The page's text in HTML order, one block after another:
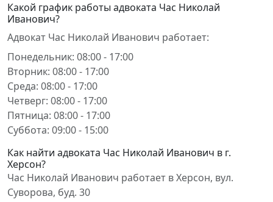
Какой график работы адвоката Час Николай
Иванович?
Адвокат Час Николай Иванович работает:
Понедельник: 08:00 - 17:00
Вторник: 08:00 - 17:00
Среда: 08:00 - 17:00
Четверг: 08:00 - 17:00
Пятница: 08:00 - 17:00
Суббота: 09:00 - 15:00
Как найти адвоката Час Николай Иванович в г.
Херсон?
Час Николай Иванович работает в Херсон, вул.
Суворова, буд. 30